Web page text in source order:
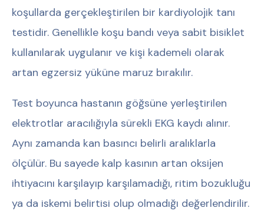
koşullarda gerçekleştirilen bir kardiyolojik tanı
testidir. Genellikle koşu bandı veya sabit bisiklet
kullanılarak uygulanır ve kişi kademeli olarak
artan egzersiz yüküne maruz bırakılır.
Test boyunca hastanın göğsüne yerleştirilen
elektrotlar aracılığıyla sürekli EKG kaydı alınır.
Aynı zamanda kan basıncı belirli aralıklarla
ölçülür. Bu sayede kalp kasının artan oksijen
ihtiyacını karşılayıp karşılamadığı, ritim bozukluğu
ya da iskemi belirtisi olup olmadığı değerlendirilir.